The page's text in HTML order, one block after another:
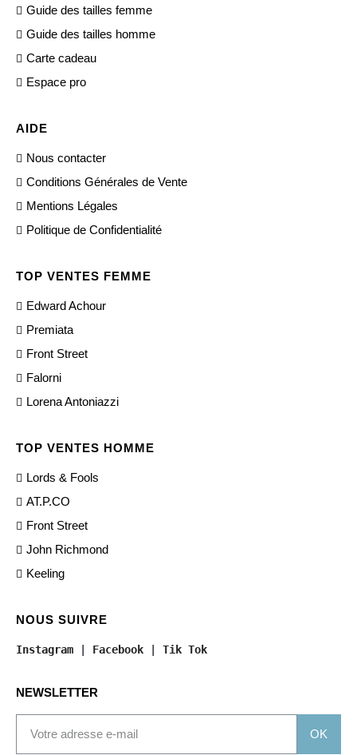
Guide des tailles femme
Guide des tailles homme
Carte cadeau
Espace pro
AIDE
Nous contacter
Conditions Générales de Vente
Mentions Légales
Politique de Confidentialité
TOP VENTES FEMME
Edward Achour
Premiata
Front Street
Falorni
Lorena Antoniazzi
TOP VENTES HOMME
Lords & Fools
AT.P.CO
Front Street
John Richmond
Keeling
NOUS SUIVRE
Instagram | Facebook | Tik Tok
NEWSLETTER
OK